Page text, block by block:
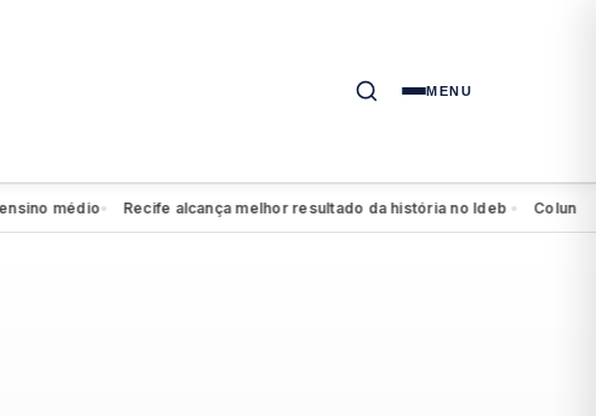
MENU
médio● Recife alcança melhor resultado da história no Ideb● Coluna da